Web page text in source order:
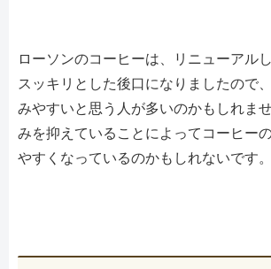
ローソンのコーヒーは、リニューアル
スッキリとした後口になりましたので
みやすいと思う人が多いのかもしれま
みを抑えていることによってコーヒー
やすくなっているのかもしれないです。